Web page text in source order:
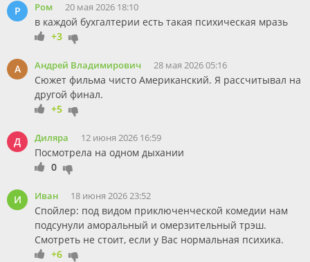
Р Ром 20 мая 2026 18:10
в каждой бухгалтерии есть такая психическая мразь
+3
А Андрей Владимирович 28 мая 2026 05:16
Сюжет фильма чисто Американский. Я рассчитывал на
другой финал.
+5
Д Диляра 12 июня 2026 16:59
Посмотрела на одном дыхании
0
И Иван 18 июня 2026 23:52
Спойлер: под видом приключенческой комедии нам
подсунули аморальный и омерзительный трэш.
Смотреть не стоит, если у Вас нормальная психика.
+6